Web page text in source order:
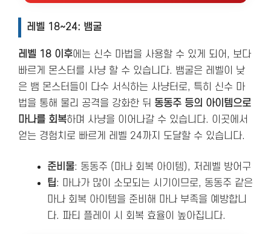
레벨 18~24: 뱀굴
레벨 18 이후에는 신수 마법을 사용할 수 있게 되어, 보다
빠르게 몬스터를 사냥 할 수 있습니다. 뱀굴은 레벨이 낮
은 뱀 몬스터들이 다수 서식하는 사냥터로, 특히 신수 마
법을 통해 물리 공격을 강화한 뒤 동동주 등의 아이템으로
마나를 회복하며 사냥을 이어나갈 수 있습니다. 이곳에서
얻는 경험치로 빠르게 레벨 24까지 도달할 수 있습니다.
준비물: 동동주 (마나 회복 아이템), 저레벨 방어구
팁: 마나가 많이 소모되는 시기이므로, 동동주 같은
마나 회복 아이템을 준비해 마나 부족을 예방합니
다. 파티 플레이 시 회복 효율이 높아집니다.